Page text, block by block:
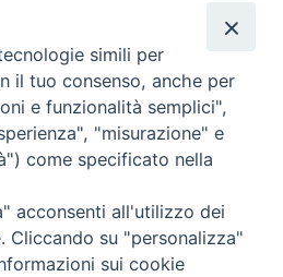
Carcere...
simili per
il tuo consenso, anche per
e funzionalità semplici",
"misurazione" e
come specificato nella
acconsenti all'utilizzo dei
Cliccando su "personalizza"
sui cookie